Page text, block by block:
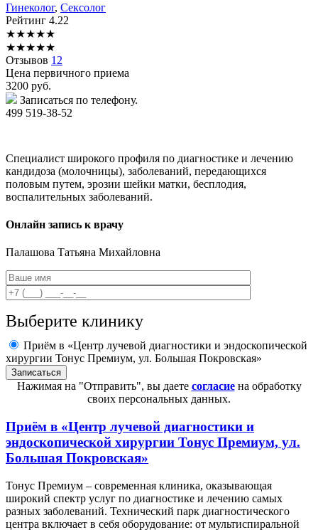
Гинеколог, Сексолог
Рейтинг 4.22
★★★★★
★★★★★
Отзывов 12
Цена первичного приема
3200 руб.
Записаться по телефону.
499 519-38-52
Специалист широкого профиля по диагностике и лечению
кандидоза (молочницы), заболеваний, передающихся
половым путем, эрозии шейки матки, бесплодия,
воспалительных заболеваний.
Онлайн запись к врачу
Палашова Татьяна Михайловна
Выберите клинику
Приём в «Центр лучевой диагностики и эндоскопической
хирургии Тонус Премиум, ул. Большая Покровская»
Нажимая на "Отправить", вы даете согласиена обработку
своих персональных данных.
Приём в «Центр лучевой диагностики и
эндоскопической хирургии Тонус Премиум, ул.
Большая Покровская»
Тонус Премиум – современная клиника, оказывающая
широкий спектр услуг по диагностике и лечению самых
разных заболеваний. Технический парк диагностического
центра включает в себя оборудование: от мультиспиральной